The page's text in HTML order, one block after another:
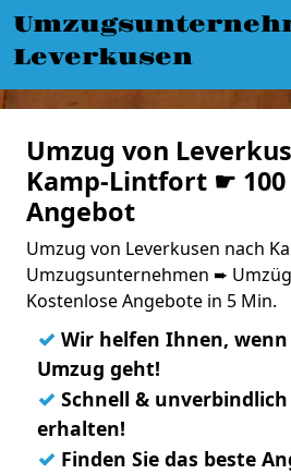
Leverkusen
Umzug von
Kamp-Lintfort ☛ 100
Angebot
Umzug von Leverkusen nach
Umzugsunternehmen ➨
Kostenlose Angebote in 5 Min.
✓ Wir helfen Ihnen,
Umzug geht!
✓ Schnell &
erhalten!
✓ Finden Sie das beste